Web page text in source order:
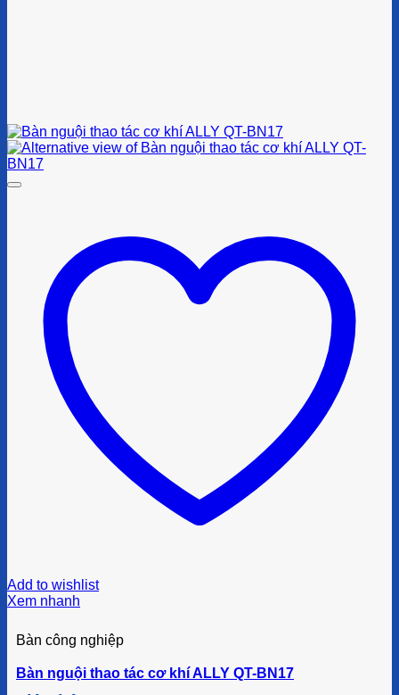
Add to wishlist
Xem nhanh
Bàn công nghiệp
Bàn nguội thao tác cơ khí ALLY QT-BN17